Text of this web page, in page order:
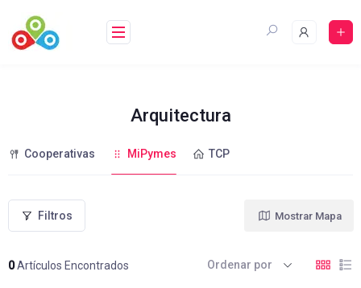
contenido
Arquitectura
Cooperativas MiPymes TCP
Filtros
0Artículos Encontrados
Mostrar Mapa
Ordenar por